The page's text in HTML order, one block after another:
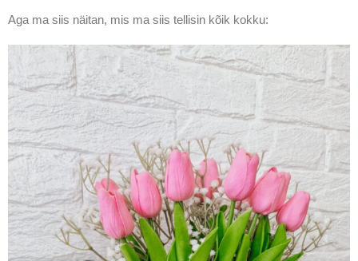
Aga ma siis näitan, mis ma siis tellisin kõik kokku: